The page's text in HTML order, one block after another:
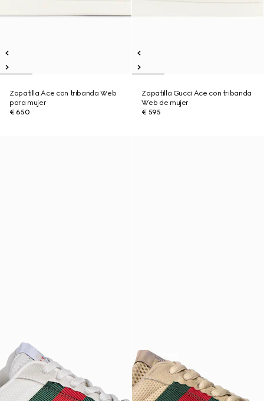
Zapatilla Ace con tribanda Web
para mujer
€ 650
Zapatilla Gucci Ace con tribanda
Web de mujer
€ 595